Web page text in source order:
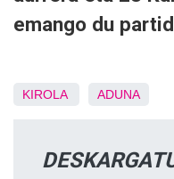
emango du
KIROLA ADUNA